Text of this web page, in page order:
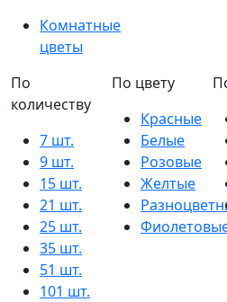
Комнатные
цветы
По
количеству
7 шт.
9 шт.
15 шт.
21 шт.
25 шт.
35 шт.
51 шт.
101 шт.
По цвету
Красные
Белые
Розовые
Желтые